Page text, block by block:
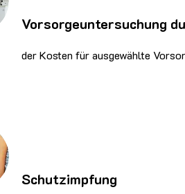
Vorsorgeuntersuchung
der Kosten für ausgewählte
Schutzimpfung